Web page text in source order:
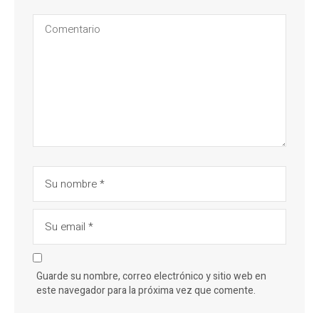
Guarde su nombre, correo electrónico y sitio web en
este navegador para la próxima vez que comente.